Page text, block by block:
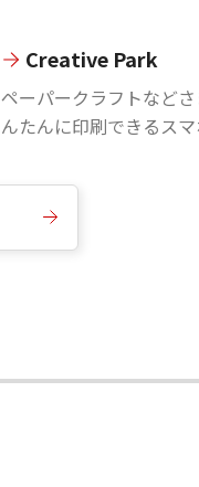
Creative Park
ペーパークラフトなど
んたんに印刷できるスマ